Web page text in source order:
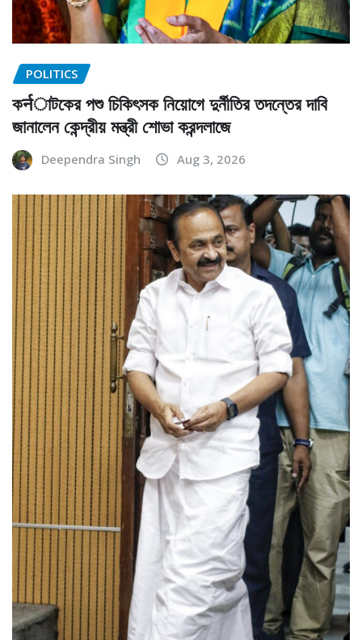
POLITICS
কर्नাটকের পশু চিকিৎসক নিয়োগে দুর্নীতির তদন্তের দাবি
জানালেন কেন্দ্রীয় মন্ত্রী শোভা করন্দলাজে
Deependra Singh Aug 3, 2026